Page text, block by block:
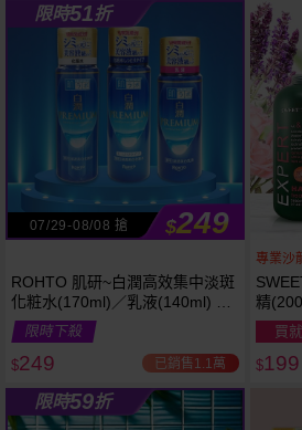
越多越
便宜
限時51折
07/29-08/08 搶 $249
ROHTO 肌研~白潤高效集中淡斑
化粧水(170ml)／乳液(140ml) 款
式可選
限時下殺
$249 已銷售1.1萬
專業沙
精
買
$199
限時59折